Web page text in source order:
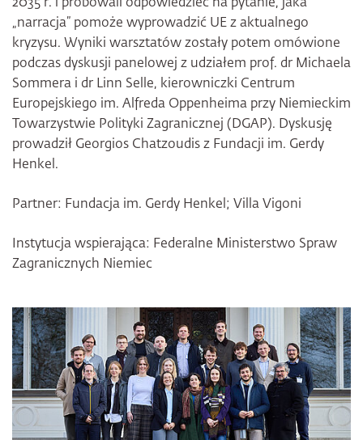
2035 r. i próbowali odpowiedzieć na pytanie, jaka
„narracja” pomoże wyprowadzić UE z aktualnego
kryzysu. Wyniki warsztatów zostały potem omówione
podczas dyskusji panelowej z udziałem prof. dr Michaela
Sommera i dr Linn Selle, kierowniczki Centrum
Europejskiego im. Alfreda Oppenheima przy Niemieckim
Towarzystwie Polityki Zagranicznej (DGAP). Dyskusję
prowadził Georgios Chatzoudis z Fundacji im. Gerdy
Henkel.
Partner: Fundacja im. Gerdy Henkel; Villa Vigoni
Instytucja wspierająca: Federalne Ministerstwo Spraw
Zagranicznych Niemiec
Bildergalerie überspringen